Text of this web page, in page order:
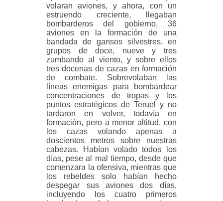
volaran aviones, y ahora, con un
estruendo creciente, llegaban
bombarderos del gobierno, 36
aviones en la formación de una
bandada de gansos silvestres, en
grupos de doce, nueve y tres
zumbando al viento, y sobre ellos
tres docenas de cazas en formación
de combate. Sobrevolaban las
líneas enemigas para bombardear
concentraciones de tropas y los
puntosestratégicos de Teruel y no
tardaron en volver, todavía en
formación, pero a menor altitud, con
los cazas volando apenas a
doscientos metros sobre nuestras
cabezas. Habían volado todos los
días, pese al mal tiempo, desde que
comenzara la ofensiva, mientras que
los rebeldes solo habían hecho
despegar sus aviones dos días,
incluyendo los cuatro primeros